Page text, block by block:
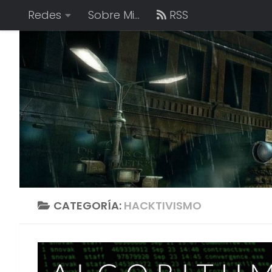
Saltar al contenido
Redes Sobre Mi… RSS
CATEGORÍA: HACKTIVISMO